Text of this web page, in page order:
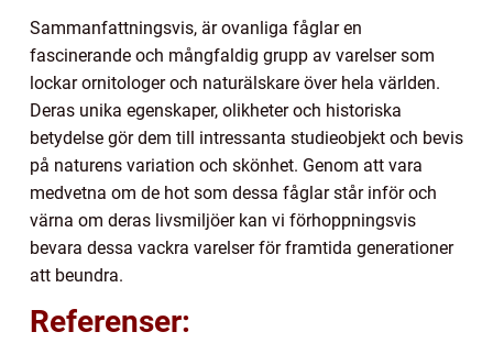
Sammanfattningsvis, är ovanliga fåglar en
fascinerande och mångfaldig grupp av varelser som
lockar ornitologer och naturälskare över hela världen.
Deras unika egenskaper, olikheter och historiska
betydelse gör dem till intressanta studieobjekt och bevis
på naturens variation och skönhet. Genom att vara
medvetna om de hot som dessa fåglar står inför och
värna om deras livsmiljöer kan vi förhoppningsvis
bevara dessa vackra varelser för framtida generationer
att beundra.
Referenser: